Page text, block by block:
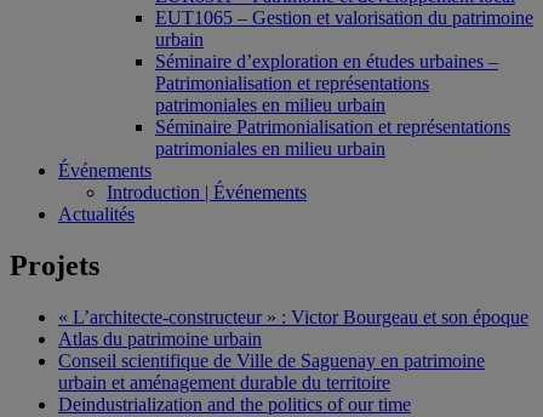
EUT1065 – Gestion et valorisation du patrimoine
urbain
Séminaire d’exploration en études urbaines –
Patrimonialisation et représentations
patrimoniales en milieu urbain
Séminaire Patrimonialisation et représentations
patrimoniales en milieu urbain
Événements
Introduction | Événements
Actualités
Projets
« L’architecte-constructeur » : Victor Bourgeau et son époque
Atlas du patrimoine urbain
Conseil scientifique de Ville de Saguenay en patrimoine
urbain et aménagement durable du territoire
Deindustrialization and the politics of our time